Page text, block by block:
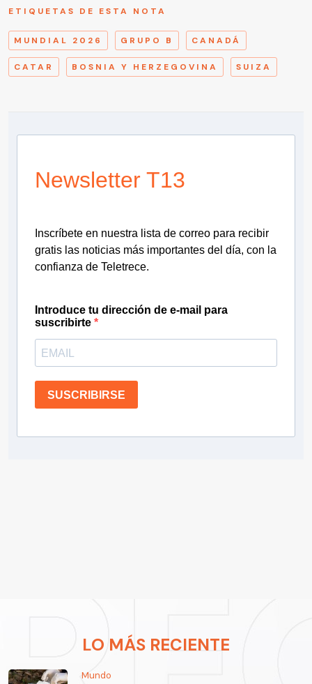
ETIQUETAS DE ESTA NOTA
MUNDIAL 2026 GRUPO B CANADÁ
CATAR BOSNIA Y HERZEGOVINA SUIZA
Newsletter T13
Inscríbete en nuestra lista de correo para recibir
gratis las noticias más importantes del día, con la
confianza de Teletrece.
Introduce tu dirección de e-mail para
suscribirte
SUSCRIBIRSE
LO MÁS RECIENTE
Mundo